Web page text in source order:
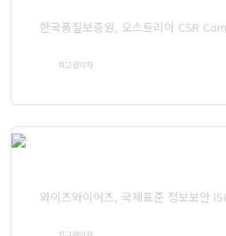
한국품질보증원, 오스트리아 CSR
최고관리자
와이즈와이어즈, 국제표준 정보보안